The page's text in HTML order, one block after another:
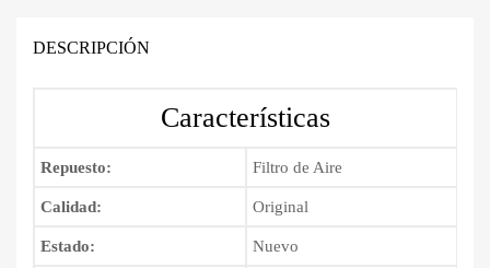
Bs.110.00.Bs.90.00.
2003
DESCRIPCIÓN
Características
Repuesto: Filtro de Aire
Calidad: Original
Estado: Nuevo